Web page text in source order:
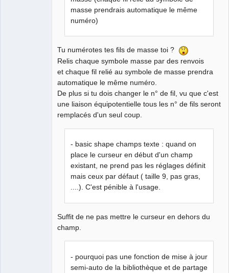
masse prendrais automatique le même
numéro)
Tu numérotes tes fils de masse toi ?
Relis chaque symbole masse par des renvois
et chaque fil relié au symbole de masse prendra
automatique le même numéro.
De plus si tu dois changer le n° de fil, vu que c'est
une liaison équipotentielle tous les n° de fils seront
remplacés d'un seul coup.
- basic shape champs texte : quand on
place le curseur en début d'un champ
existant, ne prend pas les réglages définit
mais ceux par défaut ( taille 9, pas gras,
....). C'est pénible à l'usage.
Suffit de ne pas mettre le curseur en dehors du
champ.
- pourquoi pas une fonction de mise à jour
semi-auto de la bibliothèque et de partage